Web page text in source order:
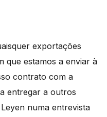
exportações
que estamos a enviar à
contrato com a
entregar a outros
numa entrevista